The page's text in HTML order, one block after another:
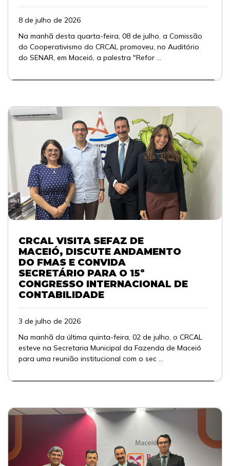
8 de julho de 2026
Na manhã desta quarta-feira, 08 de julho, a Comissão
do Cooperativismo do CRCAL promoveu, no Auditório
do SENAR, em Maceió, a palestra "Refor ...
CRCAL VISITA SEFAZ DE
MACEIÓ, DISCUTE ANDAMENTO
DO FMAS E CONVIDA
SECRETÁRIO PARA O 15º
CONGRESSO INTERNACIONAL DE
CONTABILIDADE
3 de julho de 2026
Na manhã da última quinta-feira, 02 de julho, o CRCAL
esteve na Secretaria Municipal da Fazenda de Maceió
para uma reunião institucional com o sec ...